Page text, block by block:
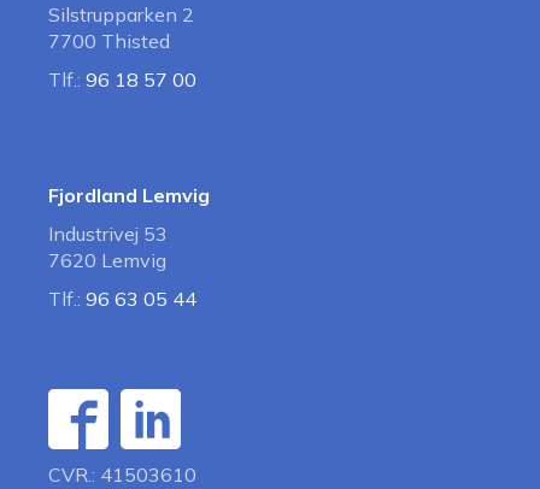
Silstrupparken 2
7700 Thisted
Tlf.: 96 18 57 00
Fjordland Lemvig
Industrivej 53
7620 Lemvig
Tlf.: 96 63 05 44
CVR.: 41503610